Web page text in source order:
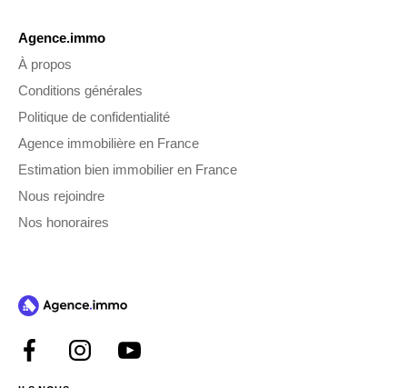
Agence.immo
À propos
Conditions générales
Politique de confidentialité
Agence immobilière en France
Estimation bien immobilier en France
Nous rejoindre
Nos honoraires